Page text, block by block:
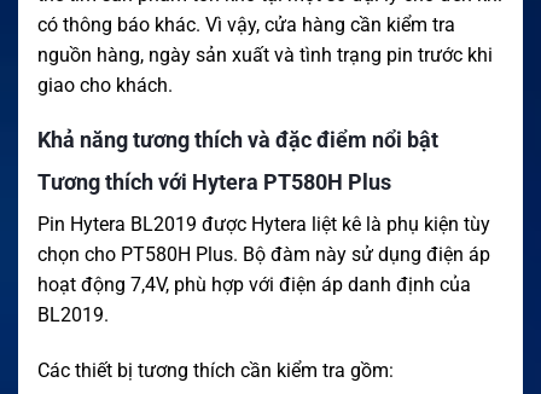
có thông báo khác. Vì vậy, cửa hàng cần kiểm tra
nguồn hàng, ngày sản xuất và tình trạng pin trước khi
giao cho khách.
Khả năng tương thích và đặc điểm nổi bật
Tương thích với Hytera PT580H Plus
Pin Hytera BL2019 được Hytera liệt kê là phụ kiện tùy
chọn cho PT580H Plus. Bộ đàm này sử dụng điện áp
hoạt động 7,4V, phù hợp với điện áp danh định của
BL2019.
Các thiết bị tương thích cần kiểm tra gồm: